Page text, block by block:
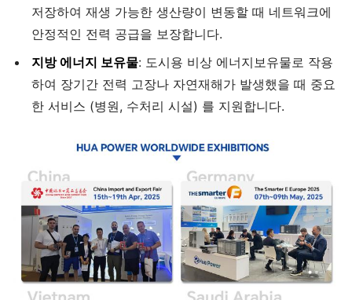
저장하여 재생 가능한 생산량이 변동할 때 네트워크에
안정적인 전력 공급을 보장합니다.
지방 에너지 보유물: 도시용 비상 에너지보유물로 작용
하여 장기간 전력 고장나 자연재해가 발생했을 때 중요
한 서비스 (병원, 수처리 시설) 를 지원합니다.